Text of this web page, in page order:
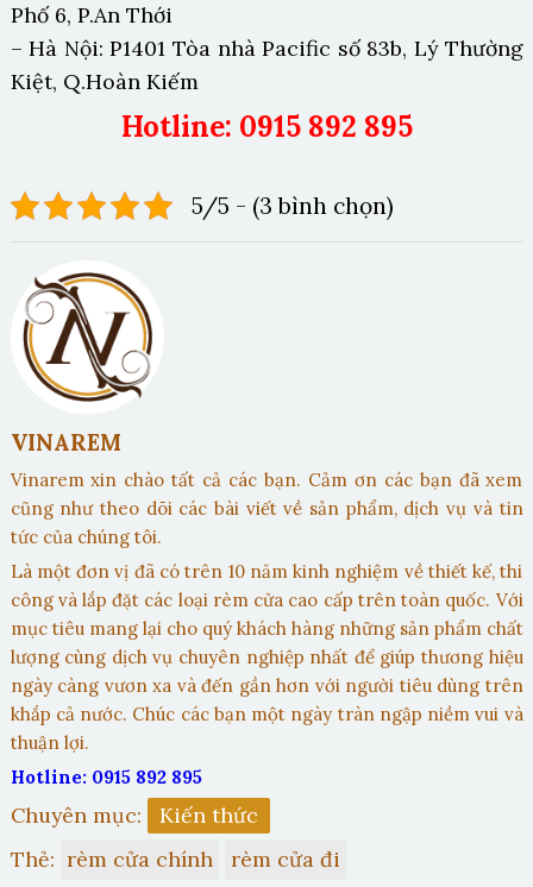
Phố 6, P.An Thới
– Hà Nội: P1401 Tòa nhà Pacific số 83b, Lý Thường
Kiệt, Q.Hoàn Kiếm
Hotline: 0915 892 895
5/5 - (3 bình chọn)
VINAREM
Vinarem xin chào tất cả các bạn. Cảm ơn các bạn đã xem
cũng như theo dõi các bài viết về sản phẩm, dịch vụ và tin
tức của chúng tôi.
Là một đơn vị đã có trên 10 năm kinh nghiệm về thiết kế, thi
công và lắp đặt các loại rèm cửa cao cấp trên toàn quốc. Với
mục tiêu mang lại cho quý khách hàng những sản phẩm chất
lượng cùng dịch vụ chuyên nghiệp nhất để giúp thương hiệu
ngày càng vươn xa và đến gần hơn với người tiêu dùng trên
khắp cả nước. Chúc các bạn một ngày tràn ngập niềm vui và
thuận lợi.
Hotline: 0915 892 895
Chuyên mục:
Kiến thức
Thẻ: rèm cửa chính
rèm cửa đi